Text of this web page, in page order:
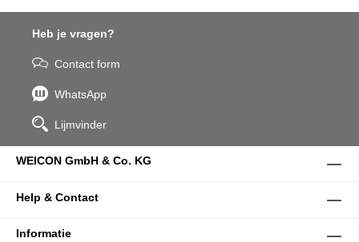
Heb je vragen?
Contact form
WhatsApp
Lijmvinder
WEICON GmbH & Co. KG
Help & Contact
Informatie